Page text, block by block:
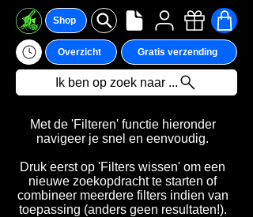
Shop
Overzicht Gratis verzending
Ik ben op zoek naar ...
Met de 'Filteren' functie hieronder
navigeer je snel en eenvoudig.
Druk eerst op 'Filters wissen' om een
nieuwe zoekopdracht te starten of
combineer meerdere filters indien van
toepassing (anders geen resultaten!).